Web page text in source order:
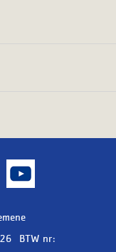
BTW nr: